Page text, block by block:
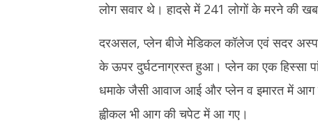
लोग सवार थे। हादसे में 241 लोगों के मरने की
दरअसल, प्लेन बीजे मेडिकल कॉलेज एवं सदर
के ऊपर दुर्घटनाग्रस्त हुआ। प्लेन का एक हिस्सा
धमाके जैसी आवाज आई और प्लेन व इमारत में
ह्वीकल भी आग की चपेट में आ गए।